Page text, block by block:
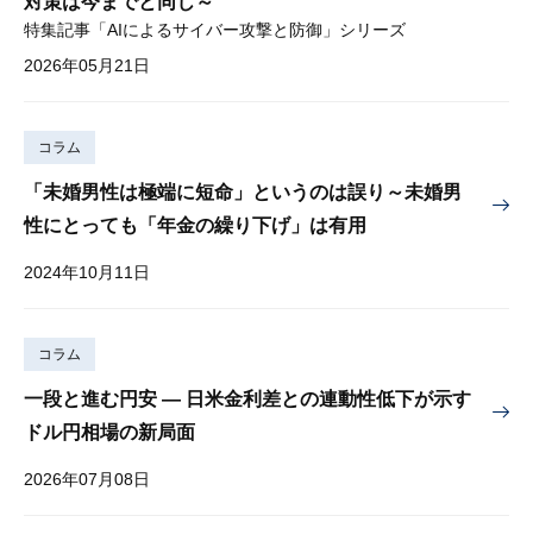
特集記事「AIによるサイバー攻撃と防御」シリーズ
2026年05月21日
コラム
「未婚男性は極端に短命」というのは誤り～未婚男
性にとっても「年金の繰り下げ」は有用
2024年10月11日
コラム
一段と進む円安 — 日米金利差との連動性低下が示す
ドル円相場の新局面
2026年07月08日